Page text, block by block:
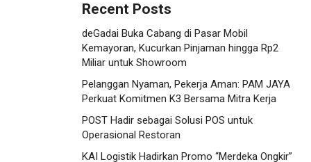
Recent Posts
deGadai Buka Cabang di Pasar Mobil
Kemayoran, Kucurkan Pinjaman hingga Rp2
Miliar untuk Showroom
Pelanggan Nyaman, Pekerja Aman: PAM JAYA
Perkuat Komitmen K3 Bersama Mitra Kerja
POST Hadir sebagai Solusi POS untuk
Operasional Restoran
KAI Logistik Hadirkan Promo “Merdeka Ongkir”